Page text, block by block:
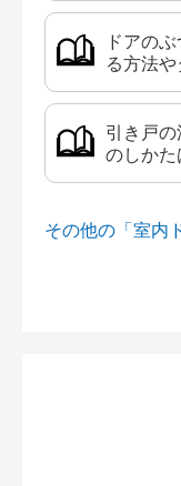
ドアの
る方法
引き戸
のしかた
その他の「室内